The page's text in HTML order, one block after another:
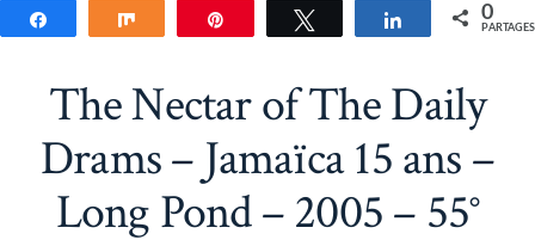
Partagez Partagez Tweetez Partagez 0
PARTAGES
The Nectar of The Daily
Drams – Jamaïca 15 ans –
Long Pond – 2005 – 55°